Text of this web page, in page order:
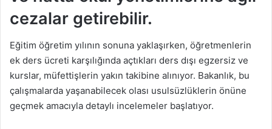
cezalar getirebilir.
Eğitim öğretim yılının sonuna yaklaşırken, öğretmenlerin
ek ders ücreti karşılığında açtıkları ders dışı egzersiz ve
kurslar, müfettişlerin yakın takibine alınıyor. Bakanlık, bu
çalışmalarda yaşanabilecek olası usulsüzlüklerin önüne
geçmek amacıyla detaylı incelemeler başlatıyor.